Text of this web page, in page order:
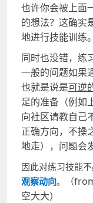
也许你会被上面
的想法？这确实
地进行技能训练。
同时也没错，练
一般的问题如果
也就是说是可逆
足的准备（例如
向社区请教自己
正确方向，不操
地走），问题会
因此对练习技能
观察动向。（
空大大）